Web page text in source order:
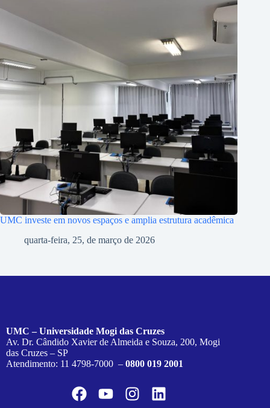
UMC investe em novos espaços e amplia estrutura acadêmica
quarta-feira, 25, de março de 2026
UMC – Universidade Mogi das Cruzes
Av. Dr. Cândido Xavier de Almeida e Souza, 200, Mogi
das Cruzes – SP
Atendimento: 11 4798-7000 – 0800 019 2001